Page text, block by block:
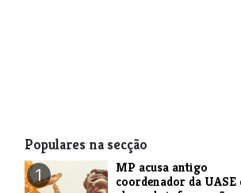
Populares na secção
1
MP acusa antigo
coordenador da UASE